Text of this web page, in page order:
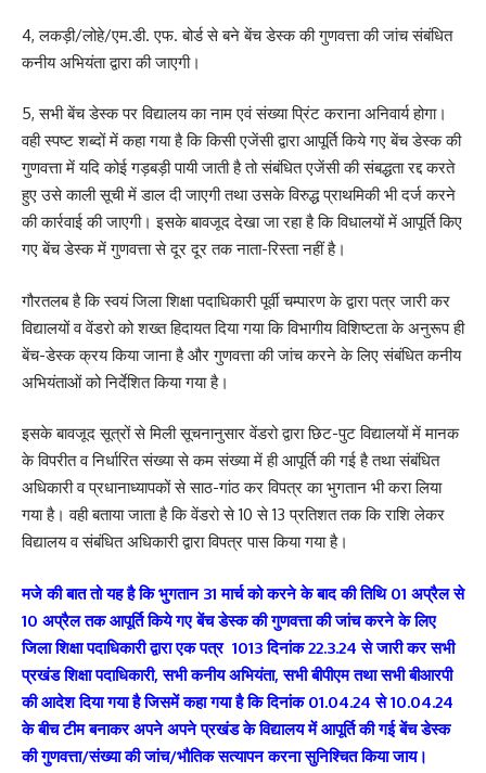
4, लकड़ी/लोहे/एम.डी. एफ. बोर्ड से बने बेंच डेस्क की गुणवत्ता की जांच संबंधित
कनीय अभियंता द्वारा की जाएगी।
5, सभी बेंच डेस्क पर विद्यालय का नाम एवं संख्या प्रिंट कराना अनिवार्य होगा।
वही स्पष्ट शब्दों में कहा गया है कि किसी एजेंसी द्वारा आपूर्ति किये गए बेंच डेस्क की
गुणवत्ता में यदि कोई गड़बड़ी पायी जाती है तो संबंधित एजेंसी की संबद्धता रद्द करते
हुए उसे काली सूची में डाल दी जाएगी तथा उसके विरुद्ध प्राथमिकी भी दर्ज करने
की कार्रवाई की जाएगी। इसके बावजूद देखा जा रहा है कि विधालयों में आपूर्ति किए
गए बेंच डेस्क में गुणवत्ता से दूर दूर तक नाता-रिस्ता नहीं है।
गौरतलब है कि स्वयं जिला शिक्षा पदाधिकारी पूर्वी चम्पारण के द्वारा पत्र जारी कर
विद्यालयों व वेंडरो को शख्त हिदायत दिया गया कि विभागीय विशिष्टता के अनुरूप ही
बेंच-डेस्क क्रय किया जाना है और गुणवत्ता की जांच करने के लिए संबंधित कनीय
अभियंताओं को निर्देशित किया गया है।
इसके बावजूद सूत्रों से मिली सूचनानुसार वेंडरो द्वारा छिट-पुट विद्यालयों में मानक
के विपरीत व निर्धारित संख्या से कम संख्या में ही आपूर्ति की गई है तथा संबंधित
अधिकारी व प्रधानाध्यापकों से साठ-गांठ कर विपत्र का भुगतान भी करा लिया
गया है। वही बताया जाता है कि वेंडरो से 10 से 13 प्रतिशत तक कि राशि लेकर
विद्यालय व संबंधित अधिकारी द्वारा विपत्र पास किया गया है।
मजे की बात तो यह है कि भुगतान 31 मार्च को करने के बाद की तिथि 01 अप्रैल से
10 अप्रैल तक आपूर्ति किये गए बेंच डेस्क की गुणवत्ता की जांच करने के लिए
जिला शिक्षा पदाधिकारी द्वारा एक पत्र 1013 दिनांक 22.3.24 से जारी कर सभी
प्रखंड शिक्षा पदाधिकारी, सभी कनीय अभियंता, सभी बीपीएम तथा सभी बीआरपी
की आदेश दिया गया है जिसमें कहा गया है कि दिनांक 01.04.24 से 10.04.24
के बीच टीम बनाकर अपने अपने प्रखंड के विद्यालय में आपूर्ति की गई बेंच डेस्क
की गुणवत्ता/संख्या की जांच/भौतिक सत्यापन करना सुनिश्चित किया जाय।